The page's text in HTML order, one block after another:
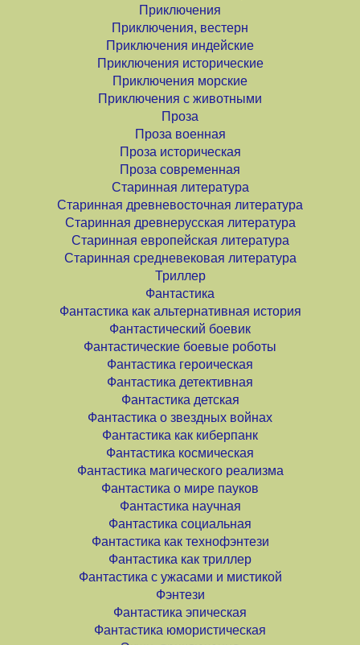
Приключения
Приключения, вестерн
Приключения индейские
Приключения исторические
Приключения морские
Приключения с животными
Проза
Проза военная
Проза историческая
Проза современная
Старинная литература
Старинная древневосточная литература
Старинная древнерусская литература
Старинная европейская литература
Старинная средневековая литература
Триллер
Фантастика
Фантастика как альтернативная история
Фантастический боевик
Фантастические боевые роботы
Фантастика героическая
Фантастика детективная
Фантастика детская
Фантастика о звездных войнах
Фантастика как киберпанк
Фантастика космическая
Фантастика магического реализма
Фантастика о мире пауков
Фантастика научная
Фантастика социальная
Фантастика как технофэнтези
Фантастика как триллер
Фантастика с ужасами и мистикой
Фэнтези
Фантастика эпическая
Фантастика юмористическая